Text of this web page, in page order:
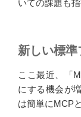
いての課題も
新しい標
ここ最近、「
にする機会が
は簡単にMCP